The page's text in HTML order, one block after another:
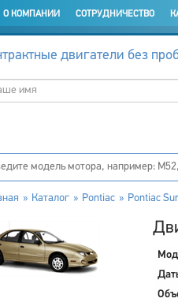
О КОМПАНИИ СОТРУДНИЧЕСТВО
двигатели без
Каталог Pontiac Pontiac